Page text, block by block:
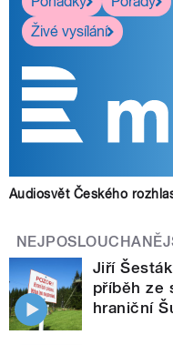
Živé vysílání
Audiosvět Českého
Jiří
příběh ze
hraniční